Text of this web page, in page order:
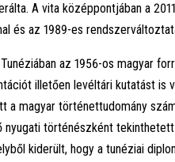
A vita középpontjában a
és az 1989-es
az 1956-os magyar
illetően levéltári kutatást is
a magyar történettudomány
nyugati történészként
kiderült, hogy a tunéziai